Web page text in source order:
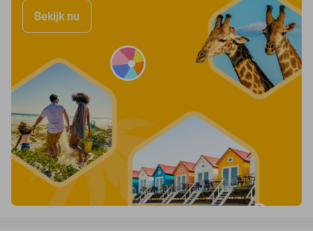
Bekijk nu